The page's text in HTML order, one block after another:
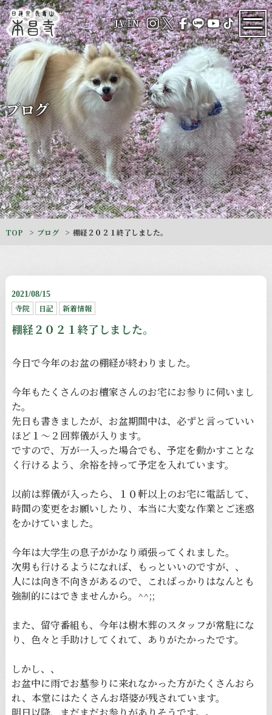
JA/EN
ブログ
TOP ブログ 棚経２０２１終了しました。
2021/08/15
寺院 日記 新着情報
棚経２０２１終了しました。
今日で今年のお盆の棚経が終わりました。
今年もたくさんのお檀家さんのお宅にお参りに伺いまし
た。
先日も書きましたが、お盆期間中は、必ずと言っていい
ほど１〜２回葬儀が入ります。
ですので、万が一入った場合でも、予定を動かすことな
く行けるよう、余裕を持って予定を入れています。
以前は葬儀が入ったら、１０軒以上のお宅に電話して、
時間の変更をお願いしたり、本当に大変な作業とご迷惑
をかけていました。
今年は大学生の息子がかなり頑張ってくれました。
次男も行けるようになれば、もっといいのですが、、
人には向き不向きがあるので、こればっかりはなんとも
強制的にはできませんから。^^;;
また、留守番組も、今年は樹木葬のスタッフが常駐にな
り、色々と手助けしてくれて、ありがたかったです。
しかし、、
お盆中に雨でお墓参りに来れなかった方がたくさんおら
れ、本堂にはたくさんお塔婆が残されています。